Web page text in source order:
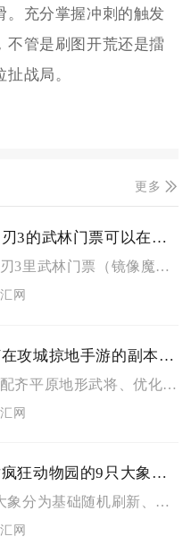
。充分掌握冲刺的触发
不管是刷图开荒还是擂
战局。
更多
影之刃3的武林门票可以在哪里买
影之刃3里武林门票（镜像魔镜钥匙）主要有两处可主动购买，分别...
网
如何在攻城掠地手游的副本中过马超关
只要配齐平原地形武将、优化装备属性并严格把控战法格挡时机，就...
网
针对疯狂动物园的9只大象应该采取何种捕获方式
9只大象分为基础随机刷新、里程限定稀有、条件触发隐藏、BOS...
网